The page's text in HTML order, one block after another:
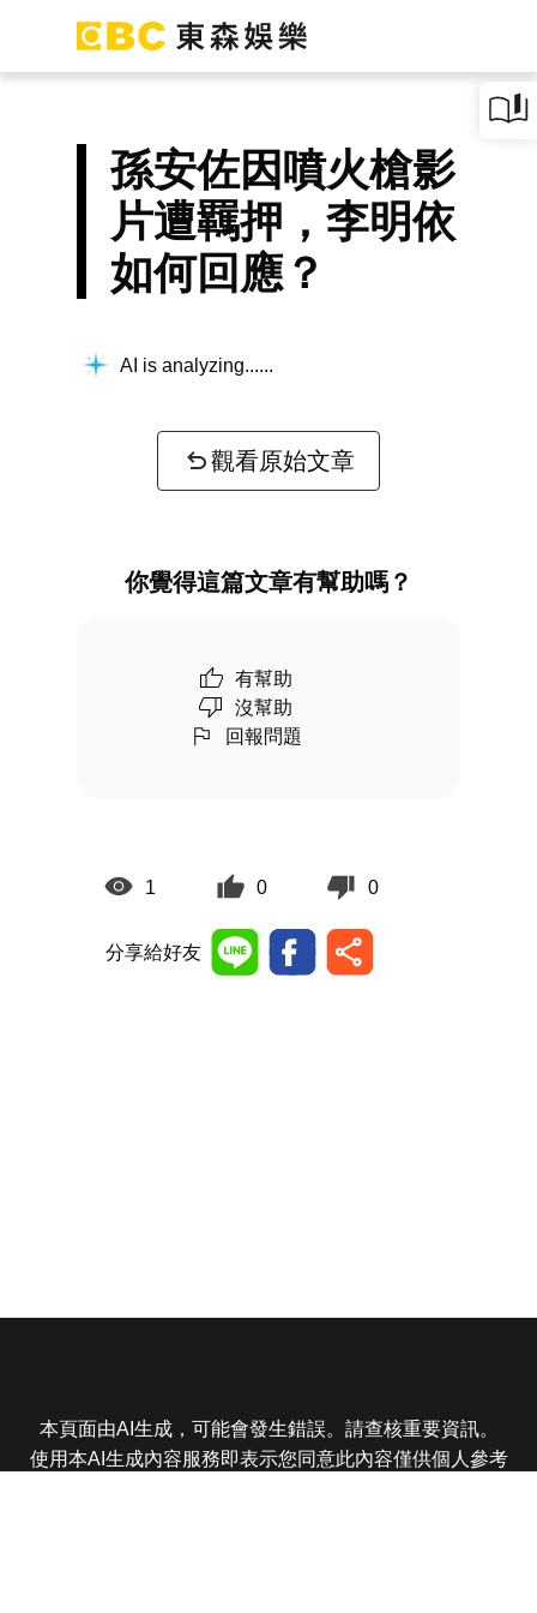
孫安佐因噴火槍影
片遭羈押，李明依
如何回應？
AI is analyzing...
觀看原始文章
你覺得這篇文章有幫助嗎？
有幫助
沒幫助
回報問題
1 0 0
分享給好友
本頁面由AI生成，可能會發生錯誤。請查核重要資訊。
使用本AI生成內容服務即表示您同意此內容僅供個人參考